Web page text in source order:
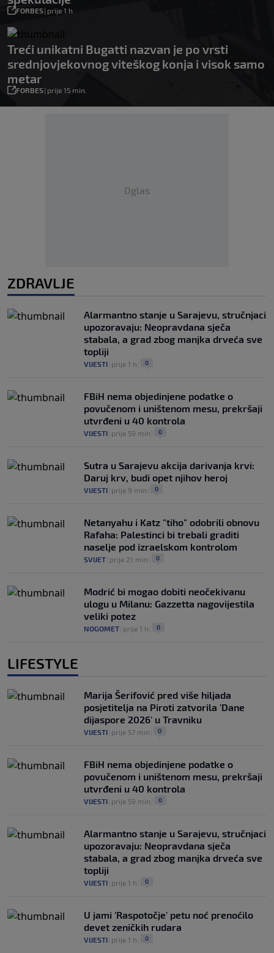
FORBES| prije 1 h
Treći unikatni Bugatti nazvan je po vrsti
srednjovjekovnog viteškog konja i visok samo
metar
FORBES| prije 15 min.
Oglas
ZDRAVLJE
Alarmantno stanje u Sarajevu, stručnjaci
upozoravaju: Neopravdana sječa
stabala, a grad zbog manjka drveća sve
topliji
VIJESTI prije 1 h 0
FBiH nema objedinjene podatke o
povučenom i uništenom mesu, prekršaji
utvrđeni u 40 kontrola
VIJESTI prije 59 min 0
Sutra u Sarajevu akcija darivanja krvi:
Daruj krv, budi opet njihov heroj
VIJESTI prije 9 min 0
Netanyahu i Katz "tiho" odobrili obnovu
Rafaha: Palestinci bi trebali graditi
naselje pod izraelskom kontrolom
SVIJET prije 21 min 0
Modrić bi mogao dobiti neočekivanu
ulogu u Milanu: Gazzetta nagovijestila
veliki potez
NOGOMET prije 1 h 0
LIFESTYLE
Marija Šerifović pred više hiljada
posjetitelja na Piroti zatvorila 'Dane
dijaspore 2026' u Travniku
VIJESTI prije 57 min 0
FBiH nema objedinjene podatke o
povučenom i uništenom mesu, prekršaji
utvrđeni u 40 kontrola
VIJESTI prije 59 min 0
Alarmantno stanje u Sarajevu, stručnjaci
upozoravaju: Neopravdana sječa
stabala, a grad zbog manjka drveća sve
topliji
VIJESTI prije 1 h 0
U jami 'Raspotočje' petu noć prenoćilo
devet zeničkih rudara
VIJESTI prije 1 h 0